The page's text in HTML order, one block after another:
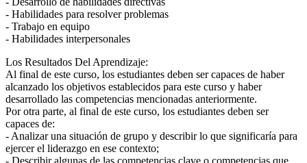
- Habilidades para resolver problemas
- Trabajo en equipo
- Habilidades interpersonales
Los Resultados Del Aprendizaje:
Al final de este curso, los estudiantes deben ser capaces de haber
alcanzado los objetivos establecidos para este curso y haber
desarrollado las competencias mencionadas anteriormente.
Por otra parte, al final de este curso, los estudiantes deben ser
capaces de:
- Analizar una situación de grupo y describir lo que significaría para
ejercer el liderazgo en ese contexto;
- Describir algunas de las competencias clave o competencias que